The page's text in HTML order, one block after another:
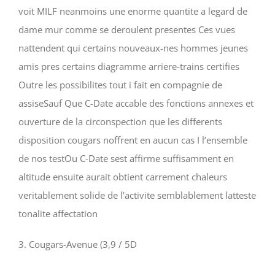
voit MILF neanmoins une enorme quantite a legard de
dame mur comme se deroulent presentes Ces vues
nattendent qui certains nouveaux-nes hommes jeunes
amis pres certains diagramme arriere-trains certifies
Outre les possibilites tout i fait en compagnie de
assiseSauf Que C-Date accable des fonctions annexes et
ouverture de la circonspection que les differents
disposition cougars noffrent en aucun cas I l’ensemble
de nos testOu C-Date sest affirme suffisamment en
altitude ensuite aurait obtient carrement chaleurs
veritablement solide de l’activite semblablement latteste
tonalite affectation
3. Cougars-Avenue (3,9 / 5D